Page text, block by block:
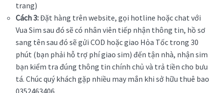
trang)
Cách 3:Đặt hàng trên website, gọi hotline hoặc chat với
Vua Sim sau đó sẽ có nhân viên tiếp nhận thông tin, hồ sơ
sang tên sau đó sẽ gửi COD hoặc giao Hỏa Tốc trong 30
phút (bạn phải hỗ trợ phí giao sim) đến tận nhà, nhận sim
bạn kiểm tra đúng thông tin chính chủ và trả tiền cho bưu
tá. Chúc quý khách gặp nhiều may mắn khi sở hữu thuê bao